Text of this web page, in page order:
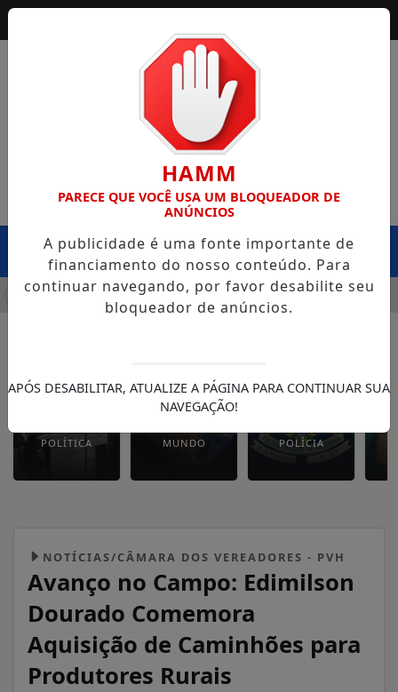
MENU
NA BR-364, EM EXTREMA, E CASO LEVANTA
POLÍTICA MUNDO POLÍCIA
NOTÍCIAS/CÂMARA DOS VEREADORES - PVH
Avanço no Campo: Edimilson
Dourado Comemora
Aquisição de Caminhões para
Produtores Rurais
HAMM
PARECE QUE VOCÊ USA UM BLOQUEADOR DE
ANÚNCIOS
A publicidade é uma fonte importante de
financiamento do nosso conteúdo. Para
continuar navegando, por favor desabilite seu
bloqueador de anúncios.
APÓS DESABILITAR, ATUALIZE A PÁGINA PARA CONTINUAR SUA
NAVEGAÇÃO!